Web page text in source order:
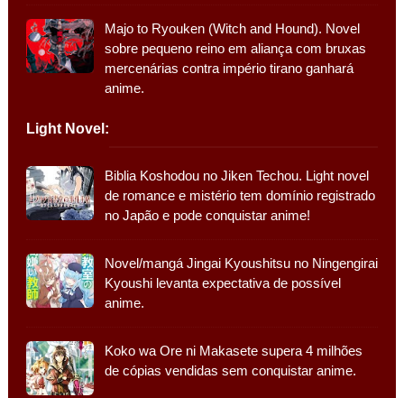
Majo to Ryouken (Witch and Hound). Novel
sobre pequeno reino em aliança com bruxas
mercenárias contra império tirano ganhará
anime.
Light Novel:
Biblia Koshodou no Jiken Techou. Light novel
de romance e mistério tem domínio registrado
no Japão e pode conquistar anime!
Novel/mangá Jingai Kyoushitsu no Ningengirai
Kyoushi levanta expectativa de possível
anime.
Koko wa Ore ni Makasete supera 4 milhões
de cópias vendidas sem conquistar anime.